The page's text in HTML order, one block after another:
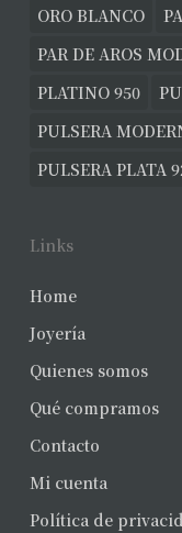
ORO BLANCO
PAR DE AROS
PLATINO 950
PULSERA
PULSERA PLATA
Links
Home
Joyería
Quienes somos
Qué compramos
Contacto
Mi cuenta
Política de